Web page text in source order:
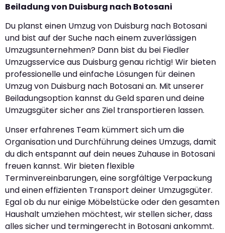
Beiladung von Duisburg nach Botosani
Du planst einen Umzug von Duisburg nach Botosani
und bist auf der Suche nach einem zuverlässigen
Umzugsunternehmen? Dann bist du bei Fiedler
Umzugsservice aus Duisburg genau richtig! Wir bieten
professionelle und einfache Lösungen für deinen
Umzug von Duisburg nach Botosani an. Mit unserer
Beiladungsoption kannst du Geld sparen und deine
Umzugsgüter sicher ans Ziel transportieren lassen.
Unser erfahrenes Team kümmert sich um die
Organisation und Durchführung deines Umzugs, damit
du dich entspannt auf dein neues Zuhause in Botosani
freuen kannst. Wir bieten flexible
Terminvereinbarungen, eine sorgfältige Verpackung
und einen effizienten Transport deiner Umzugsgüter.
Egal ob du nur einige Möbelstücke oder den gesamten
Haushalt umziehen möchtest, wir stellen sicher, dass
alles sicher und termingerecht in Botosani ankommt.